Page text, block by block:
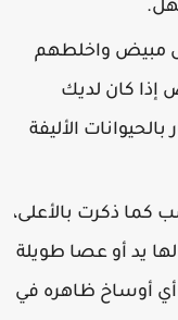
واخلطهم
كان لديك
الأليفة
ذكرت بالأعلى،
أو عصا طويلة
أوساخ ظاهره في